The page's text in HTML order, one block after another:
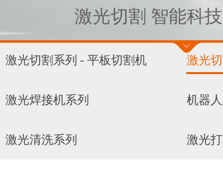
激光切割 智能科
激光切割系列 - 平板切割机 激光
激光焊接机系列 机器
激光清洗系列 激光